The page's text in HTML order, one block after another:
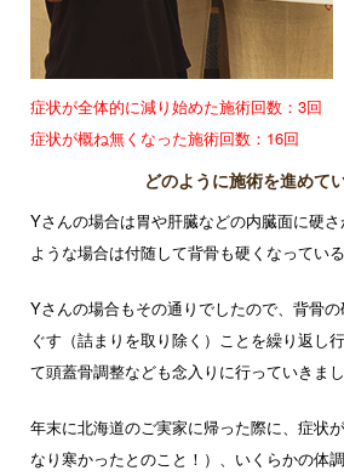
症状が全体的に減り始めた施術回数：3回
症状が概ね無くなった施術回数：16回
どのように施術を進めて
Yさんの場合は胃や肝臓などの内臓面に硬
ような場合は付随して背骨も硬くなってい
Yさんの場合もその通りでしたので、背骨
ぐす（詰まりを取り除く）ことを繰り返し
て頭蓋骨調整なども念入りに行っていきまし
年末に北海道のご実家に帰った際に、症状
なり寒かったとのこと！）、いくらかの体